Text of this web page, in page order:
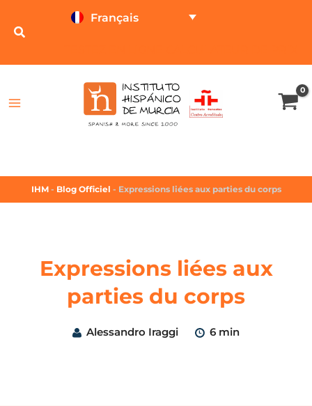
Français
IHM - Blog Officiel - Expressions liées aux parties du corps
Expressions liées aux
parties du corps
Alessandro Iraggi 6 min